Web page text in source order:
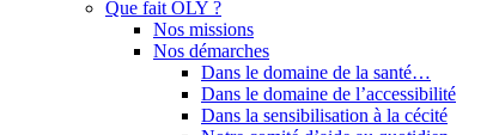
Que fait OLY ?
Nos missions
Nos démarches
Dans le domaine de la santé…
Dans le domaine de l’accessibilité
Dans la sensibilisation à la cécité